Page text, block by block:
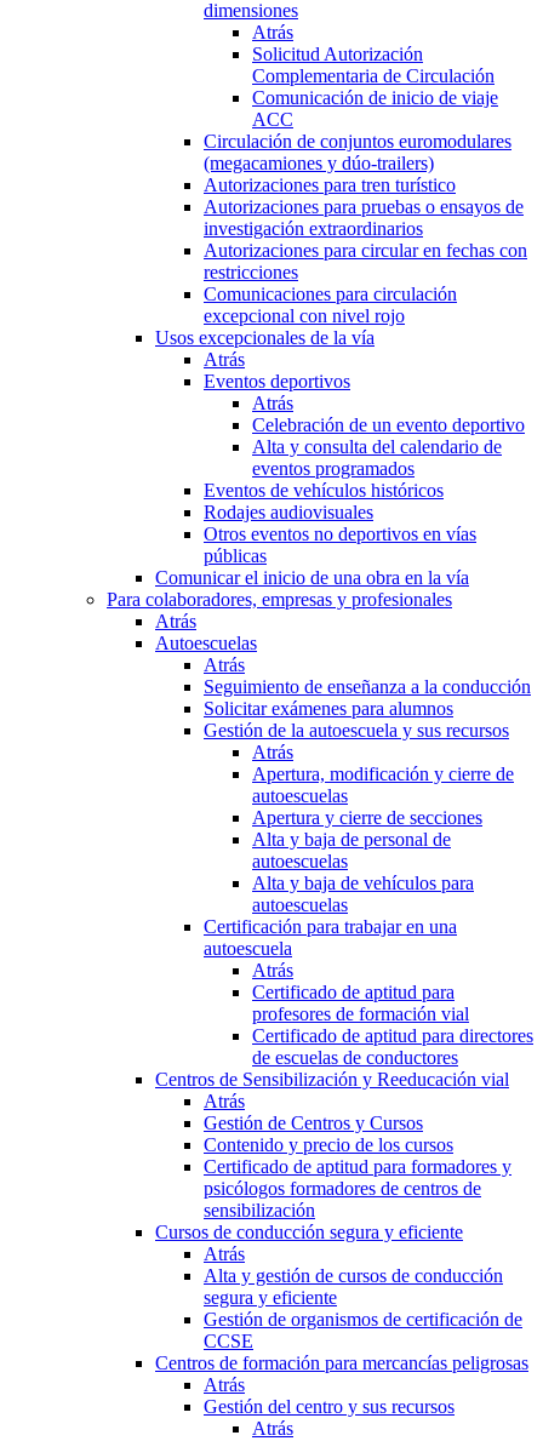
dimensiones
Atrás
Solicitud Autorización
Complementaria de Circulación
Comunicación de inicio de viaje
ACC
Circulación de conjuntos euromodulares
(megacamiones y dúo-trailers)
Autorizaciones para tren turístico
Autorizaciones para pruebas o ensayos de
investigación extraordinarios
Autorizaciones para circular en fechas con
restricciones
Comunicaciones para circulación
excepcional con nivel rojo
Usos excepcionales de la vía
Atrás
Eventos deportivos
Atrás
Celebración de un evento deportivo
Alta y consulta del calendario de
eventos programados
Eventos de vehículos históricos
Rodajes audiovisuales
Otros eventos no deportivos en vías
públicas
Comunicar el inicio de una obra en la vía
Para colaboradores, empresas y profesionales
Atrás
Autoescuelas
Atrás
Seguimiento de enseñanza a la conducción
Solicitar exámenes para alumnos
Gestión de la autoescuela y sus recursos
Atrás
Apertura, modificación y cierre de
autoescuelas
Apertura y cierre de secciones
Alta y baja de personal de
autoescuelas
Alta y baja de vehículos para
autoescuelas
Certificación para trabajar en una
autoescuela
Atrás
Certificado de aptitud para
profesores de formación vial
Certificado de aptitud para directores
de escuelas de conductores
Centros de Sensibilización y Reeducación vial
Atrás
Gestión de Centros y Cursos
Contenido y precio de los cursos
Certificado de aptitud para formadores y
psicólogos formadores de centros de
sensibilización
Cursos de conducción segura y eficiente
Atrás
Alta y gestión de cursos de conducción
segura y eficiente
Gestión de organismos de certificación de
CCSE
Centros de formación para mercancías peligrosas
Atrás
Gestión del centro y sus recursos
Atrás